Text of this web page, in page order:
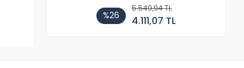
Stok Kodu: L2EVRFRLU9
%26
4.207,30 TL